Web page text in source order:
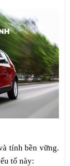
tính bền vững.
tố này: